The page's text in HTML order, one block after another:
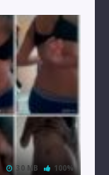
30 MB 100%